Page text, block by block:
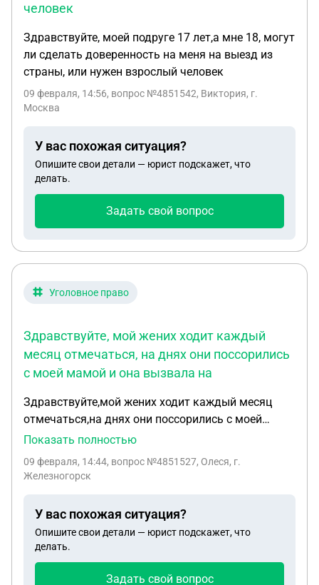
человек
Здравствуйте, моей подруге 17 лет,а мне 18, могут
ли сделать доверенность на меня на выезд из
страны, или нужен взрослый человек
09 февраля, 14:56, вопрос №4851542, Виктория, г.
Москва
У вас похожая ситуация?
Опишите свои детали — юрист подскажет, что
делать.
Задать свой вопрос
Уголовное право
Здравствуйте, мой жених ходит каждый
месяц отмечаться, на днях они поссорились
с моей мамой и она вызвала на
Здравствуйте,мой жених ходит каждый месяц
отмечаться,на днях они поссорились с моей
мамой и она вызвала на него полицию " типо он
выходных,сегодня у него суд, могут ли его
Показать полностью
09 февраля, 14:44, вопрос №4851527, Олеся, г.
Железногорск
У вас похожая ситуация?
Опишите свои детали — юрист подскажет, что
делать.
Задать свой вопрос